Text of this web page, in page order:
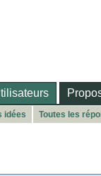
idées Toutes les